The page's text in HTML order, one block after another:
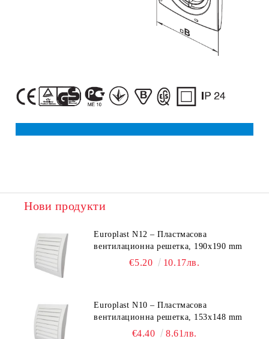
Нови продукти
Europlast N12 – Пластмасова
вентилационна решетка, 190x190 mm
€5.20 10.17лв.
Europlast N10 – Пластмасова
вентилационна решетка, 153x148 mm
€4.40 8.61лв.